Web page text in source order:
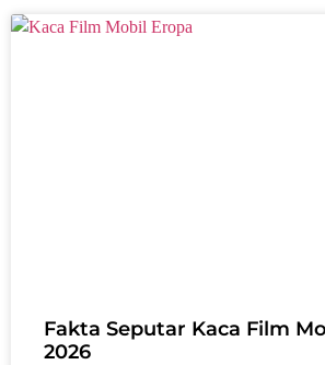
Fakta Seputar Kaca Film
2026